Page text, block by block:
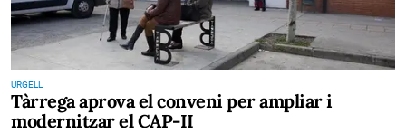
URGELL
Tàrrega aprova el conveni per ampliar i
modernitzar el CAP-II